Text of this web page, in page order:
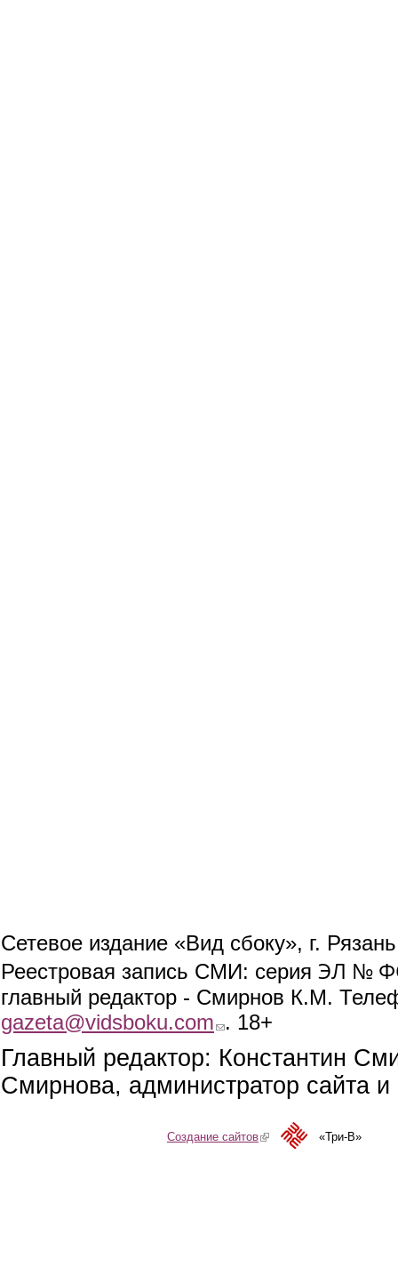
Сетевое издание «Вид сбоку», г.
Реестровая запись СМИ: серия ЭЛ №
главный редактор - Смирнов К.М.
gazeta@vidsboku.com (link sends e-mail)
. 18+
Главный редактор: Константин
Смирнова, администратор сайта
Создание сайтов(link is external)«Три-В»